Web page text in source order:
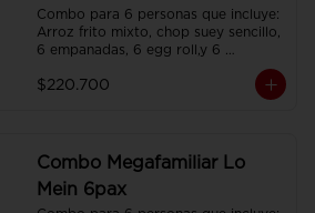
Combo para 6 personas que incluye:
Arroz frito mixto, chop suey sencillo,
6 empanadas, 6 egg roll,y 6
individuales.
$220.700
Combo Megafamiliar Lo
Mein 6pax